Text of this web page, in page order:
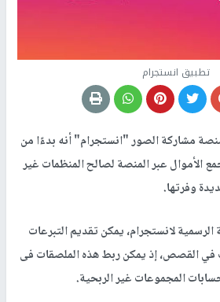
تطبيق انستجرام
مشاركة الصور "انستجرام" أنه بدءًا من
الأموال عبر المنصة لصالح المنظمات غير
وفرتها.
الرسمية لانستجرام، يمكن تقديم التبرعات
في القصص، إذ يمكن ربط هذه الملصقات فى
المجموعات غير الربحية.